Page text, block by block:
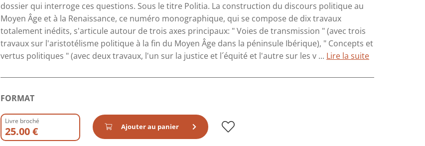
dossier qui interroge ces questions. Sous le titre Politia. La construction du discours politique au
Moyen Âge et à la Renaissance, ce numéro monographique, qui se compose de dix travaux
totalement inédits, s'articule autour de trois axes principaux: " Voies de transmission " (avec trois
travaux sur l'aristotélisme politique à la fin du Moyen Âge dans la péninsule Ibérique), " Concepts et
vertus politiques " (avec deux travaux, l'un sur la justice et l´équité et l'autre sur les v ... Lire la suite
FORMAT
Livre broché
25.00 € Ajouter au panier